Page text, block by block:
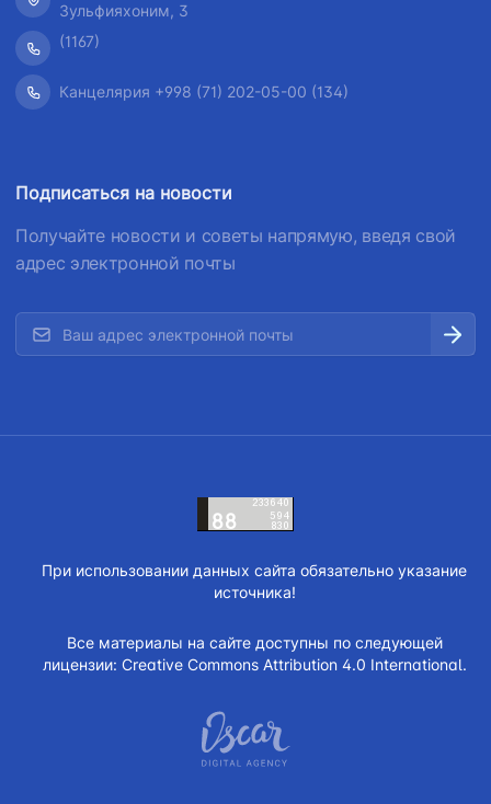
Зульфияхоним, 3
(1167)
Канцелярия +998 (71) 202-05-00 (134)
Подписаться на новости
Получайте новости и советы напрямую, введя свой
адрес электронной почты
При использовании данных сайта обязательно указание
источника!
Все материалы на сайте доступны по следующей
лицензии: Creative Commons Attribution 4.0 International.